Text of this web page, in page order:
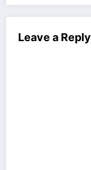
Leave a Reply